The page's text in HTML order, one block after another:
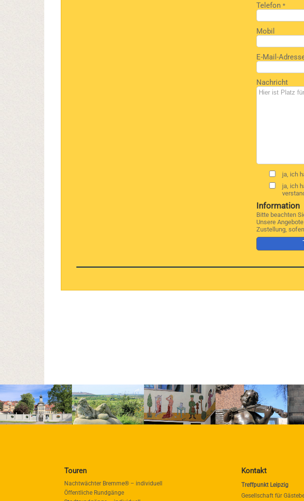
Telefon *
Mobil
E-Mail-
Nachricht
ja, ich
ja, ich
Information
Bitte beachten
Unsere
Zustellung,
Touren
Nachtwächter Bremme® – individuell
Öffentliche Rundgänge
Kontakt
Treffpunkt Leipzig
Gesellschaft für